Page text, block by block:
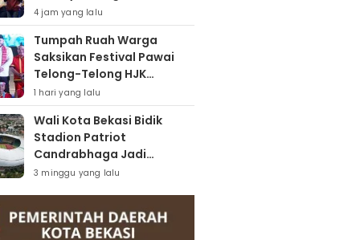
4 jam yang lalu
Tumpah Ruah Warga
Saksikan Festival Pawai
Telong-Telong HJK
Padang ke-357
1 hari yang lalu
Wali Kota Bekasi Bidik
Stadion Patriot
Candrabhaga Jadi
Kawasan Sport City Dan
3 minggu yang lalu